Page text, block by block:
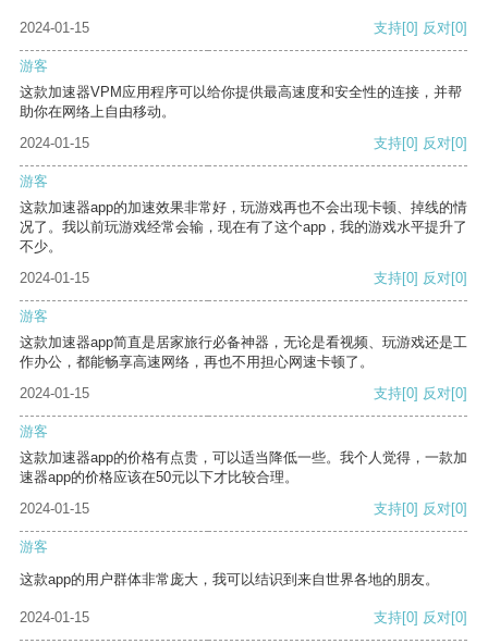
2024-01-15 支持[0] 反对[0]
游客
这款加速器VPM应用程序可以给你提供最高速度和安全性的连接，并帮
助你在网络上自由移动。
2024-01-15
支持[0] 反对[0]
游客
这款加速器app的加速效果非常好，玩游戏再也不会出现卡顿、掉线的情
况了。我以前玩游戏经常会输，现在有了这个app，我的游戏水平提升了
不少。
2024-01-15
支持[0] 反对[0]
游客
这款加速器app简直是居家旅行必备神器，无论是看视频、玩游戏还是工
作办公，都能畅享高速网络，再也不用担心网速卡顿了。
2024-01-15
支持[0] 反对[0]
游客
这款加速器app的价格有点贵，可以适当降低一些。我个人觉得，一款加
速器app的价格应该在50元以下才比较合理。
2024-01-15
支持[0] 反对[0]
游客
这款app的用户群体非常庞大，我可以结识到来自世界各地的朋友。
2024-01-15 支持[0] 反对[0]